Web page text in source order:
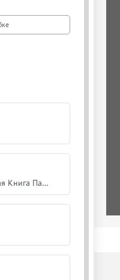
__.__.1910, красноармеец. Печатная Книга Памяти